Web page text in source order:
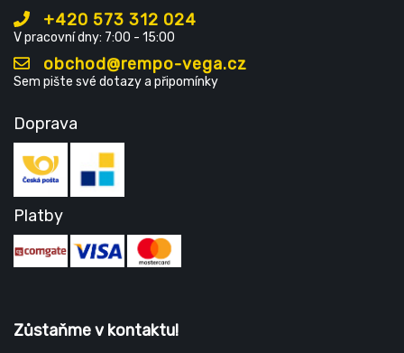
+420 573 312 024
V pracovní dny: 7:00 - 15:00
obchod@rempo-vega.cz
Sem pište své dotazy a připomínky
Doprava
Platby
Zůstaňme v kontaktu!